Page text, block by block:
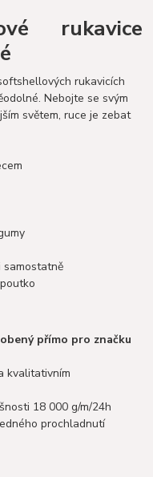
rukavice
rukavicích
Nebojte se svým
světem, ruce je zebat
samostatně
přímo pro značku
kvalitativním
18 000 g/m/24h
prochladnutí